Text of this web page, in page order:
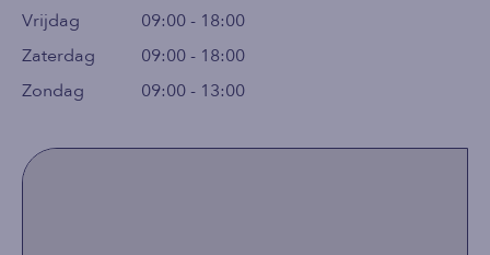
Vrijdag
09:00 - 18:00
Zaterdag
09:00 - 18:00
Zondag
09:00 - 13:00